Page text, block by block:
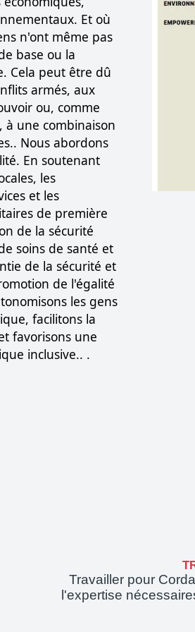
Et où
n'ont même pas
base ou la
Cela peut être dû
armés, aux
ou, comme
à une combinaison
Nous abordons
En soutenant
les
et les
de première
de la sécurité
soins de santé et
de la sécurité et
de l'égalité
les gens
facilitons la
favorisons une
inclusive.. .
Travailler pour
l'expertise